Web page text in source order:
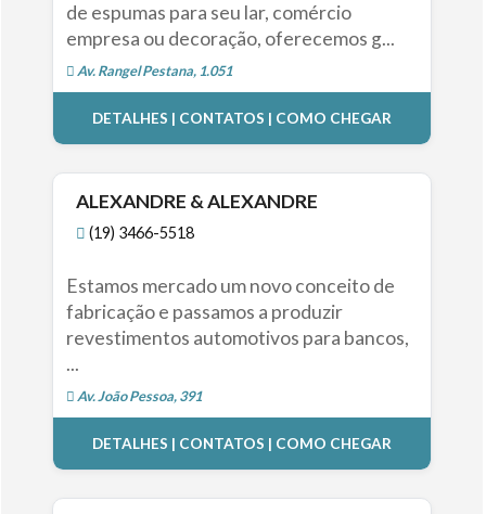
de espumas para seu lar, comércio
empresa ou decoração, oferecemos g...
Av. Rangel Pestana, 1.051
DETALHES | CONTATOS | COMO CHEGAR
ALEXANDRE & ALEXANDRE
(19) 3466-5518
Estamos mercado um novo conceito de
fabricação e passamos a produzir
revestimentos automotivos para bancos,
...
Av. João Pessoa, 391
DETALHES | CONTATOS | COMO CHEGAR